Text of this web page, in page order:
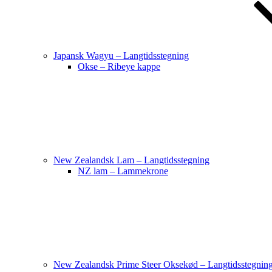
Japansk Wagyu – Langtidsstegning
Okse – Ribeye kappe
New Zealandsk Lam – Langtidsstegning
NZ lam – Lammekrone
New Zealandsk Prime Steer Oksekød –